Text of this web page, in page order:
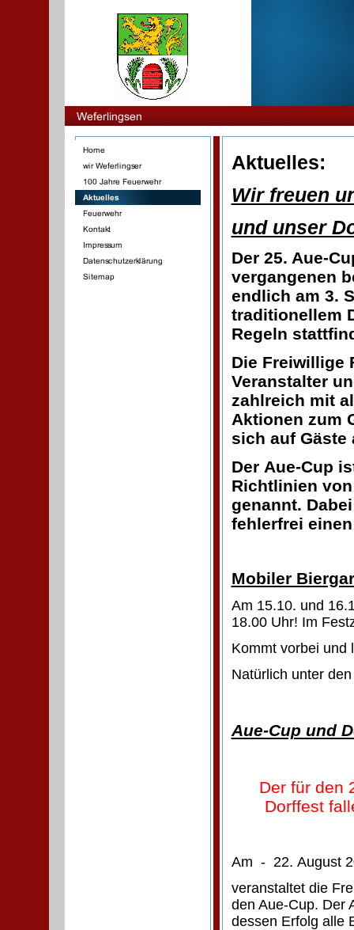
Aktuelles:
Wir freuen
und unser
Der 25. Aue-
vergangenen
endlich am 3.
traditionellem
Regeln
Die Freiwillige
Veranstalter
zahlreich mit
Aktionen zum
sich auf Gäste
Der Aue-Cup
Richtlinien
genannt.
fehlerfrei
Mobiler
Am 15.10. und
18.00 Uhr! Im
Kommt vorbei und
Natürlich unter
Aue-Cup und
Der für den
Dorffest
Am - 22. August
veranstaltet die
den Aue-Cup. Der
dessen Erfolg alle